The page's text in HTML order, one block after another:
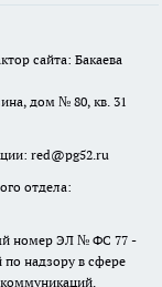
сайта: Бакаева
дом № 80, кв. 31
red@pg52.ru
отдела:
номер ЭЛ № ФС 77 -
по надзору в сфере